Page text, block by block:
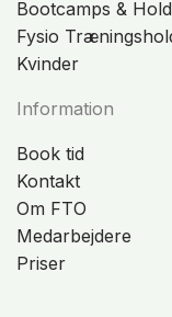
Bootcamps &
Fysio
Kvinder
Information
Book tid
Kontakt
Om FTO
Medarbejdere
Priser